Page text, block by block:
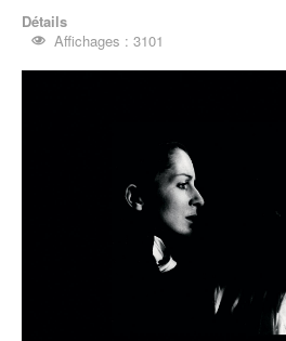
Détails
Affichages : 3101